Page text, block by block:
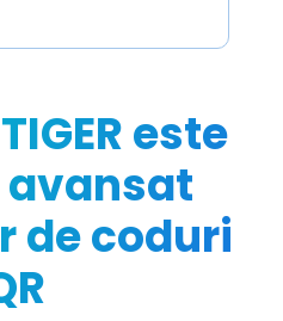
este
de coduri